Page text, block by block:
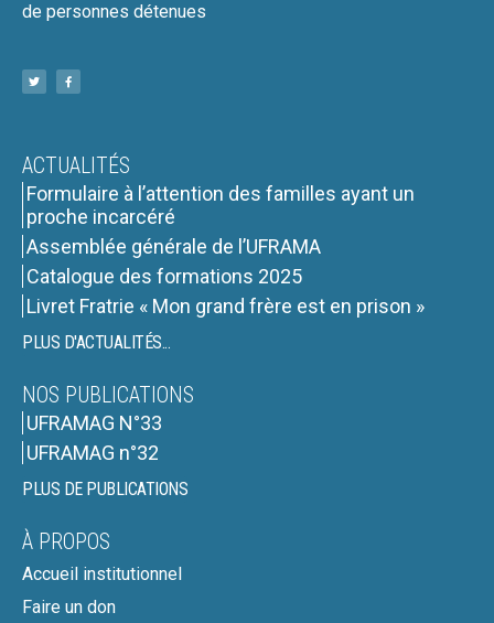
de personnes détenues
ACTUALITÉS
Formulaire à l’attention des familles ayant un
proche incarcéré
Assemblée générale de l’UFRAMA
Catalogue des formations 2025
Livret Fratrie « Mon grand frère est en prison »
PLUS D'ACTUALITÉS...
NOS PUBLICATIONS
UFRAMAG N°33
UFRAMAG n°32
PLUS DE PUBLICATIONS
À PROPOS
Accueil institutionnel
Faire un don